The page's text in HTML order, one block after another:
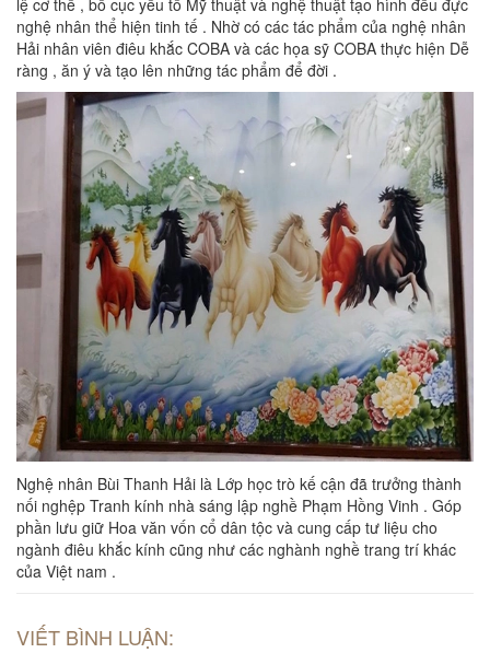
lệ cơ thể , bố cục yếu tố Mỹ thuật và nghệ thuật tạo hình đều đực
nghệ nhân thể hiện tinh tế . Nhờ có các tác phẩm của nghệ nhân
Hải nhân viên điêu khắc COBA và các họa sỹ COBA thực hiện Dễ
ràng , ăn ý và tạo lên những tác phẩm để đời .
Nghệ nhân Bùi Thanh Hải là Lớp học trò kế cận đã trưởng thành
nối nghệp Tranh kính nhà sáng lập nghề Phạm Hồng Vinh . Góp
phần lưu giữ Hoa văn vốn cổ dân tộc và cung cấp tư liệu cho
ngành điêu khắc kính cũng như các nghành nghề trang trí khác
của Việt nam .
VIẾT BÌNH LUẬN: